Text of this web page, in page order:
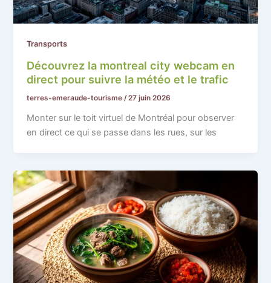
Transports
Découvrez la montreal city webcam en
direct pour suivre la météo et le trafic
terres-emeraude-tourisme/27 juin 2026
Monter sur le toit virtuel de Montréal pour observer
en direct ce qui se passe dans les rues, sur les